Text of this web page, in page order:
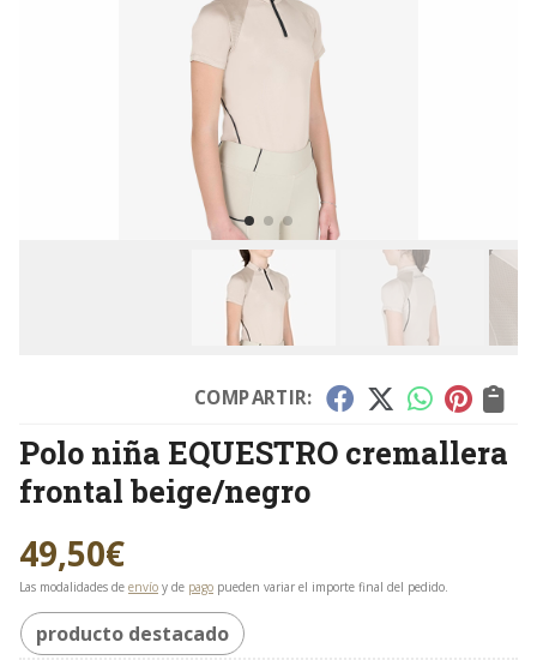
COMPARTIR:
Polo niña EQUESTRO cremallera
frontal beige/negro
49,50€
Las modalidades de envío y de pago pueden variar el importe final del pedido.
producto destacado